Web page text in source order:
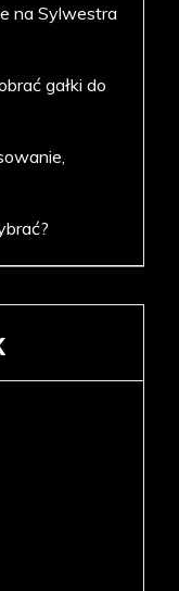
na Sylwestra
gałki do